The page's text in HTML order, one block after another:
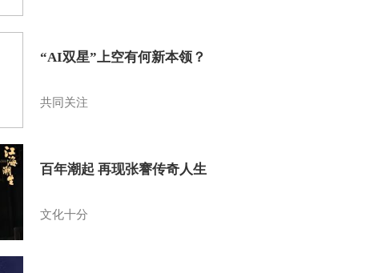
“AI双星”上空有何新本领？
共同关注
百年潮起 再现张謇传奇人生
文化十分